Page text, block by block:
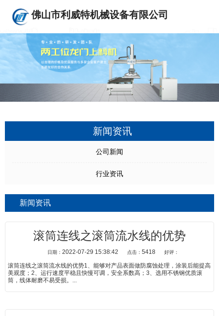
佛山市利威特机械设备有限公司
新闻资讯
公司新闻
行业资讯
新闻资讯
滚筒连线之滚筒流水线的优势
日期： 2022-07-29 15:38:42 点击： 5418 好评：
滚筒连线之滚筒流水线的优势1、能够对产品表面做防腐蚀处理，涂装后能提高
美观度；2、运行速度平稳且快慢可调，安全系数高；3、选用不锈钢优质滚
筒，线体耐磨不易受损。...